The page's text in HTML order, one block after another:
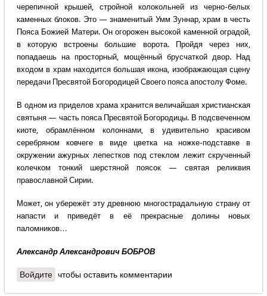
черепичной крышей, стройной колокольней из черно-белых
каменных блоков. Это — знаменитый Умм Зуннар, храм в честь
Пояса Божией Матери. Он огорожен высокой каменной оградой,
в которую встроены большие ворота. Пройдя через них,
попадаешь на просторный, мощённый брусчаткой двор. Над
входом в храм находится большая икона, изображающая сцену
передачи Пресвятой Богородицей Своего пояса апостолу Фоме.
В одном из приделов храма хранится величайшая христианская
святыня — часть пояса Пресвятой Богородицы. В подсвеченном
киоте, обрамлённом колоннами, в удивительно красивом
серебряном ковчеге в виде цветка на ножке-подставке в
окружении ажурных лепестков под стеклом лежит скрученный
колечком тонкий шерстяной поясок — святая реликвия
православной Сирии.
Может, он убережёт эту древнюю многострадальную страну от
напасти и приведёт в её прекрасные долины новых
паломников…
Александр Александрович БОБРОВ
Войдите чтобы оставить комментарии